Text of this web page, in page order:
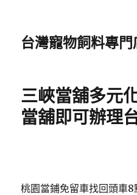
台灣寵物飼料專門
三峽當舖多元
當舖即可辦理
桃園當鋪免留車找回頭車